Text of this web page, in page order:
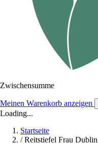
Zwischensumme
Meinen Warenkorb anzeigen
Loading...
Startseite
/ Reitstiefel Frau